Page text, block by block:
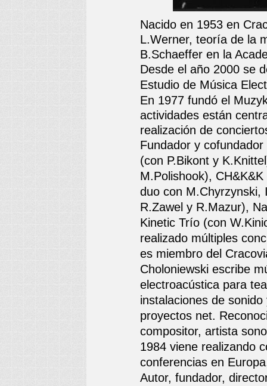
Nacido en 1953 en
L.Werner, teoría de la
B.Schaeffer en la
Desde el año 2000 se
Estudio de Música
En 1977 fundó el
actividades están
realización de
Fundador y
(con P.Bikont y
M.Polishook),
duo con M.Chyrzynski,
R.Zawel y R.Mazur),
Kinetic Trío (con
realizado múltiples
es miembro del
Choloniewski escribe
electroacústica para
instalaciones de
proyectos net.
compositor, artista
1984 viene realizando
conferencias en
Autor, fundador,